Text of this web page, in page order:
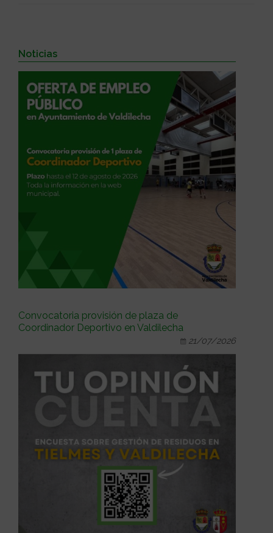
Noticias
Convocatoria provisión de plaza de
Coordinador Deportivo en Valdilecha
21/07/2026